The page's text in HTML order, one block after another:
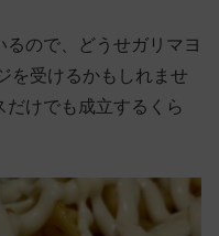
ので、どうせガリマヨ
を受けるかもしれませ
だけでも成立するくら